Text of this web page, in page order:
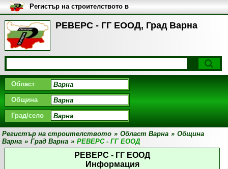
РЕВЕРС - ГГ ЕООД, Град Варна
Регистър на строителството в
България
Област
Община
Град/село
Регистър на строителството » Област Варна » Община
Варна » Град Варна » РЕВЕРС - ГГ ЕООД
РЕВЕРС - ГГ ЕООД
Информация